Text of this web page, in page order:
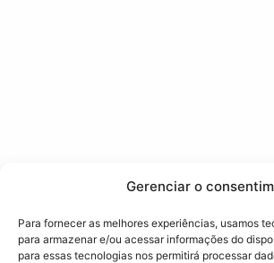
Gerenciar o
Para fornecer as melhores experiências, usamos
para armazenar e/ou acessar informações do
para essas tecnologias nos permitirá processar